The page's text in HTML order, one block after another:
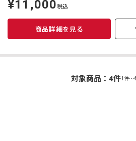
定
価
¥11,000税込
商品詳細を見る
対象商品： 4件1件～